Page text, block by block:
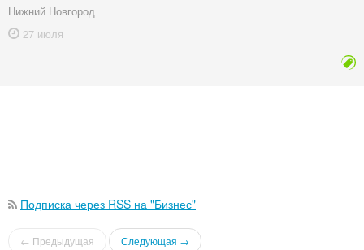
Нижний Новгород
27 июля
Подписка через RSS на "Бизнес"
← Предыдущая Следующая →